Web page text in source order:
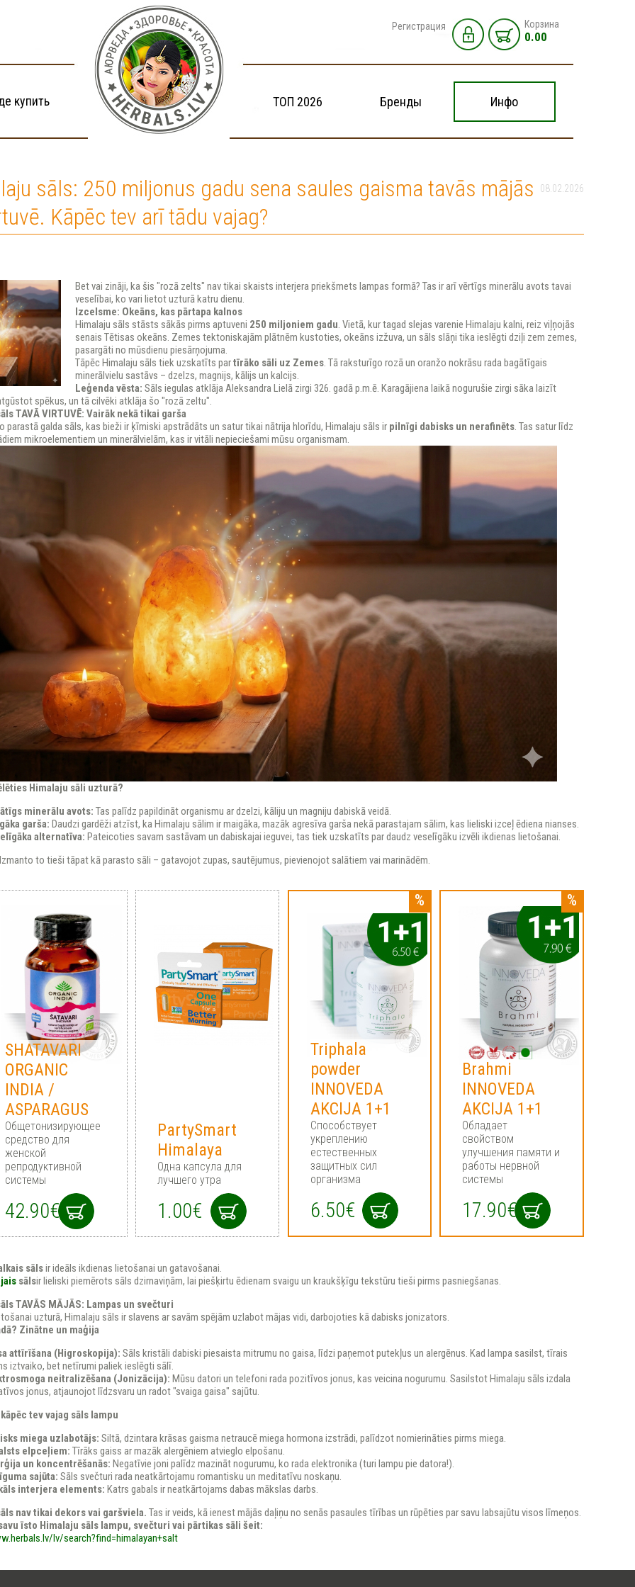
Регистрация Корзина
0.00
купить ТОП 2026 Бренды Инфо
08.02.2026
sāls: 250 miljonus gadu sena saules gaisma tavās mājās
Kāpēc tev arī tādu vajag?
Bet vai zināji, ka šis "rozā zelts" nav tikai skaists interjera priekšmets lampas formā? Tas ir arī vērtīgs minerālu avots tavai
veselībai, ko vari lietot uzturā katru dienu.
Izcelsme: Okeāns, kas pārtapa kalnos
Himalaju sāls stāsts sākās pirms aptuveni 250 miljoniem gadu. Vietā, kur tagad slejas varenie Himalaju kalni, reiz viļņojās
senais Tētisas okeāns. Zemes tektoniskajām plātnēm kustoties, okeāns izžuva, un sāls slāņi tika ieslēgti dziļi zem zemes,
pasargāti no mūsdienu piesārņojuma.
Tāpēc Himalaju sāls tiek uzskatīts partīrāko sāli uz Zemes. Tā raksturīgo rozā un oranžo nokrāsu rada bagātīgais
minerālvielu sastāvs – dzelzs, magnijs, kālijs un kalcijs.
Leģenda vēsta: Sāls iegulas atklāja Aleksandra Lielā zirgi 326. gadā p.m.ē. Karagājiena laikā nogurušie zirgi sāka laizīt
spēkus, un tā cilvēki atklāja šo "rozā zeltu".
TAVĀ VIRTUVĒ: Vairāk nekā tikai garša
parastā galda sāls, kas bieži ir ķīmiski apstrādāts un satur tikai nātrija hlorīdu, Himalaju sāls ir pilnīgi dabisks un nerafinēts. Tas satur līdz
mikroelementiem un minerālvielām, kas ir vitāli nepieciešami mūsu organismam.
Himalaju sāli uzturā?
minerālu avots: Tas palīdz papildināt organismu ar dzelzi, kāliju un magniju dabiskā veidā.
garša: Daudzi gardēži atzīst, ka Himalaju sālim ir maigāka, mazāk agresīva garša nekā parastajam sālim, kas lieliski izceļ ēdiena nianses.
alternatīva: Pateicoties savam sastāvam un dabiskajai ieguvei, tas tiek uzskatīts par daudz veselīgāku izvēli ikdienas lietošanai.
to tieši tāpat kā parasto sāli – gatavojot zupas, sautējumus, pievienojot salātiem vai marinādēm.
SHATAVARI
ORGANIC
INDIA /
ASPARAGUS
Общетонизирующее
средство для
женской
репродуктивной
системы
42.90€
PartySmart
Himalaya
Одна капсула для
лучшего утра
1.00€
Triphala
powder
INNOVEDA
AKCIJA 1+1
Способствует
укреплению
естественных
защитных сил
организма
6.50€
Brahmi
INNOVEDA
AKCIJA 1+1
Обладает
свойством
улучшения памяти и
работы нервной
системы
17.90€
sālsir ideāls ikdienas lietošanai un gatavošanai.
sālsir lieliski piemērots sāls dzirnaviņām, lai piešķirtu ēdienam svaigu un kraukšķīgu tekstūru tieši pirms pasniegšanas.
TAVĀS MĀJĀS: Lampas un svečturi
uzturā, Himalaju sāls ir slavens ar savām spējām uzlabot mājas vidi, darbojoties kā dabisks jonizators.
Zinātne un maģija
attīrīšana (Higroskopija): Sāls kristāli dabiski piesaista mitrumu no gaisa, līdzi paņemot putekļus un alergēnus. Kad lampa sasilst, tīrais
iztvaiko, bet netīrumi paliek ieslēgti sālī.
neitralizēšana (Jonizācija): Mūsu datori un telefoni rada pozitīvos jonus, kas veicina nogurumu. Sasilstot Himalaju sāls izdala
jonus, atjaunojot līdzsvaru un radot "svaiga gaisa" sajūtu.
tev vajag sāls lampu
miega uzlabotājs: Siltā, dzintara krāsas gaisma netraucē miega hormona izstrādi, palīdzot nomierināties pirms miega.
elpceļiem: Tīrāks gaiss ar mazāk alergēniem atvieglo elpošanu.
un koncentrēšanās: Negatīvie joni palīdz mazināt nogurumu, ko rada elektronika (turi lampu pie datora!).
sajūta: Sāls svečturi rada neatkārtojamu romantisku un meditatīvu noskaņu.
interjera elements: Katrs gabals ir neatkārtojams dabas mākslas darbs.
nav tikai dekors vai garšviela. Tas ir veids, kā ienest mājās daļiņu no senās pasaules tīrības un rūpēties par savu labsajūtu visos līmeņos.
īsto Himalaju sāls lampu, svečturi vai pārtikas sāli šeit:
lv/search?find=himalayan+salt